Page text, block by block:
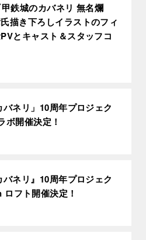
鉄城のカバネリ 無名爛
描き下ろしイラストのフィ
とキャスト＆スタッフコ
ネリ」10周年プロジェク
ボ開催決定！
ネリ』10周年プロジェク
フト開催決定！